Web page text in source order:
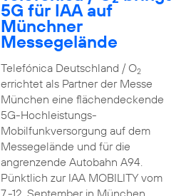
5G für IAA auf
Münchner
Messegelände
Telefónica Deutschland / O2
errichtet als Partner der Messe
München eine flächendeckende
5G-Hochleistungs-
Mobilfunkversorgung auf dem
Messegelände und für die
angrenzende Autobahn A94.
Pünktlich zur IAA MOBILITY vom
7.-12. September in München